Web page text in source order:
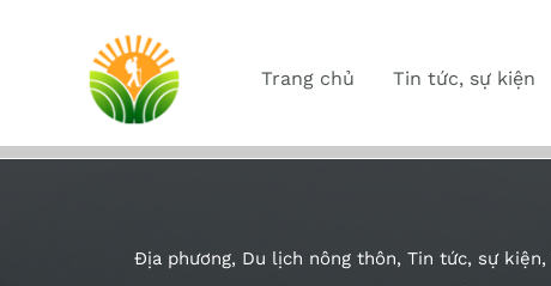
Trang chủ Tin tức, sự kiện
Địa phương, Du lịch nông thôn, Tin tức, sự kiện,